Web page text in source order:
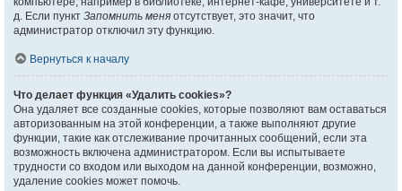
д. Если пункт Запомнить меня отсутствует, это значит, что
администратор отключил эту функцию.
Вернуться к началу
Что делает функция «Удалить cookies»?
Она удаляет все созданные cookies, которые позволяют вам оставаться
авторизованным на этой конференции, а также выполняют другие
функции, такие как отслеживание прочитанных сообщений, если эта
возможность включена администратором. Если вы испытываете
трудности со входом или выходом на данной конференции, возможно,
удаление cookies может помочь.